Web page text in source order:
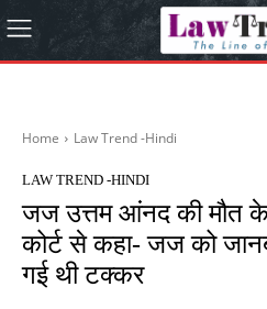
Home Law Trend -Hindi
LAW TREND -HINDI
जज उत्तम आंनद की मौत
कोर्ट से कहा- जज को
गई थी टक्कर